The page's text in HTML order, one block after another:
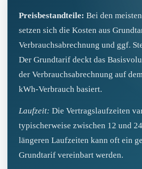
Preisbestandteile: Bei den
setzen sich die Kosten aus
Verbrauchsabrechnung und ggf.
Der Grundtarif deckt das
der Verbrauchsabrechnung auf
kWh-Verbrauch basiert.
Laufzeit: Die Vertragslaufzeiten
typischerweise zwischen 12 und
längeren Laufzeiten kann oft ein
Grundtarif vereinbart werden.